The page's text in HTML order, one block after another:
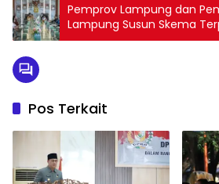
Pemprov Lampung dan
Lampung Susun Skema
Banjir dari Hulu ke Hilir
Pos Terkait